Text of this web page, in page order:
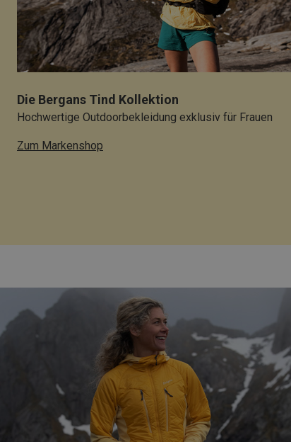
Die Bergans Tind Kollektion
Hochwertige Outdoorbekleidung exklusiv für Frauen
Zum Markenshop